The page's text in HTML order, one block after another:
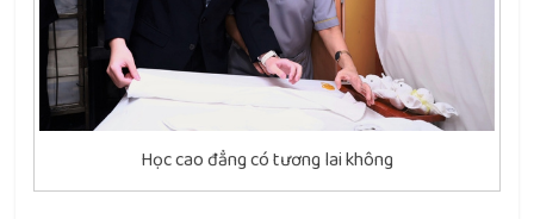
Học cao đẳng có tương lai không